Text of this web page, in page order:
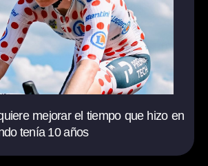
mejorar el tiempo que hizo en
tenía 10 años